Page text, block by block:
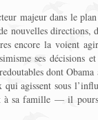
majeur dans le
nouvelles directions,
encore la voient
ses décisions et
dont
agissent sous
à sa famille — il